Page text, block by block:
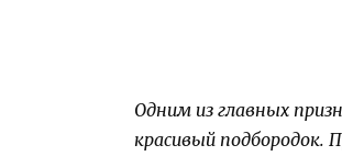
Одним из главных
красивый подбородок.